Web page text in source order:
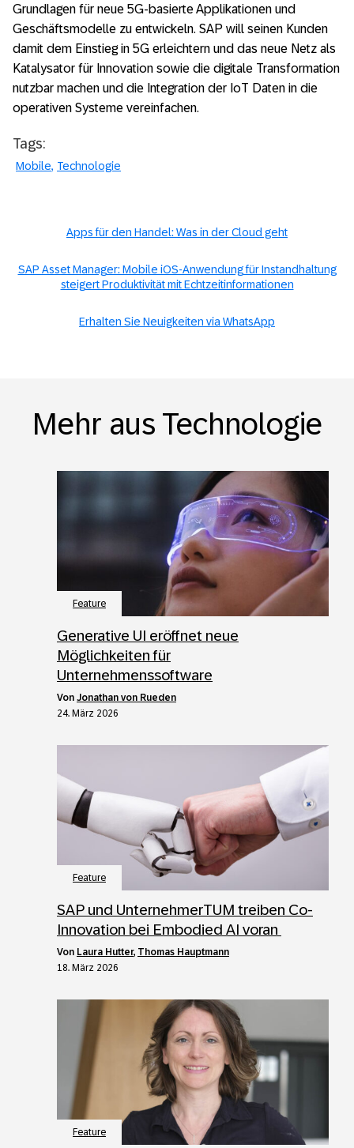
Grundlagen für neue 5G-basierte Applikationen und
Geschäftsmodelle zu entwickeln. SAP will seinen Kunden
damit dem Einstieg in 5G erleichtern und das neue Netz als
Katalysator für Innovation sowie die digitale Transformation
nutzbar machen und die Integration der IoT Daten in die
operativen Systeme vereinfachen.
Tags:
Mobile Technologie
Apps für den Handel: Was in der Cloud geht
SAP Asset Manager: Mobile iOS-Anwendung für Instandhaltung
steigert Produktivität mit Echtzeitinformationen
Erhalten Sie Neuigkeiten via WhatsApp
Mehr aus Technologie
Feature
Generative UI eröffnet neue
Möglichkeiten für
Unternehmenssoftware
von Jonathan von Rueden
24. März 2026
Feature
SAP und UnternehmerTUM treiben Co-
Innovation bei Embodied AI voran
von Laura Hutter, Thomas Hauptmann
18. März 2026
Feature